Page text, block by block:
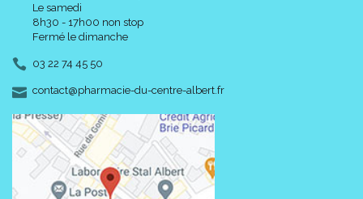
Le samedi
8h30 - 17h00 non stop
Fermé le dimanche
03 22 74 45 50
contact-
@-
pharmacie-du-centre-albert.fr